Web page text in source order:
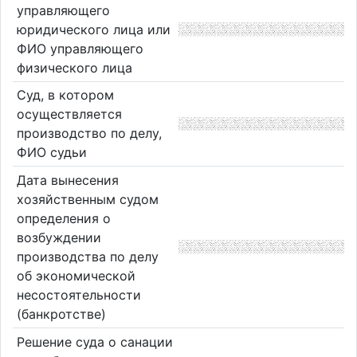
управляющего
юридического лица или
ФИО управляющего
физического лица
Суд, в котором
осуществляется
производство по делу,
ФИО судьи
Дата вынесения
хозяйственным судом
определения о
возбуждении
производства по делу
об экономической
несостоятельности
(банкротстве)
Решение суда о санации